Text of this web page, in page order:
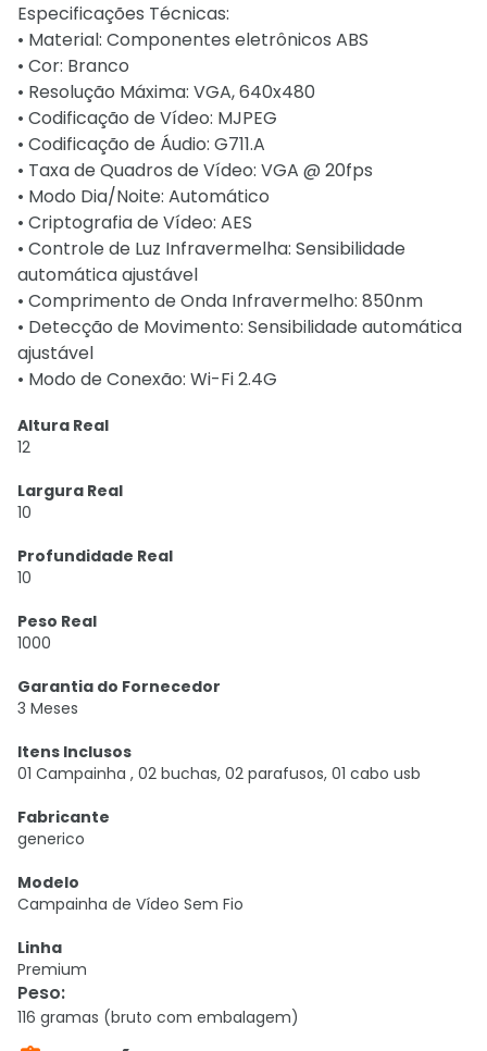
Especificações Técnicas:
• Material: Componentes eletrônicos ABS
• Cor: Branco
• Resolução Máxima: VGA, 640x480
• Codificação de Vídeo: MJPEG
• Codificação de Áudio: G711.A
• Taxa de Quadros de Vídeo: VGA @ 20fps
• Modo Dia/Noite: Automático
• Criptografia de Vídeo: AES
• Controle de Luz Infravermelha: Sensibilidade
automática ajustável
• Comprimento de Onda Infravermelho: 850nm
• Detecção de Movimento: Sensibilidade automática
ajustável
• Modo de Conexão: Wi-Fi 2.4G
Altura Real
12
Largura Real
10
Profundidade Real
10
Peso Real
1000
Garantia do Fornecedor
3 Meses
Itens Inclusos
01 Campainha , 02 buchas, 02 parafusos, 01 cabo usb
Fabricante
generico
Modelo
Campainha de Vídeo Sem Fio
Linha
Premium
Peso:
116 gramas (bruto com embalagem)